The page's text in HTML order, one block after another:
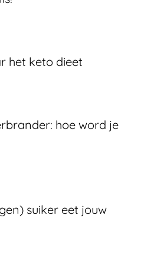
het keto dieet
hoe word je
suiker eet jouw